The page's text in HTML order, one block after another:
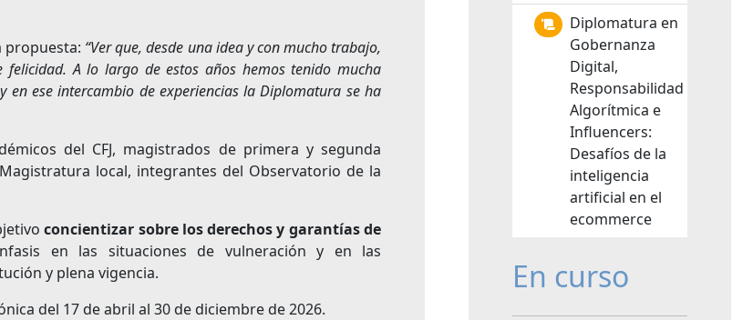
propuesta: “Ver que, desde una idea y con mucho trabajo,
A lo largo de estos años hemos tenido mucha
ese intercambio de experiencias la Diplomatura se ha
del CFJ, magistrados de primera y segunda
local, integrantes del Observatorio de la
concientizar sobre los derechos y garantías de
en las situaciones de vulneración y en las
y plena vigencia.
del 17 de abril al 30 de diciembre de 2026.
Diplomatura en
Gobernanza
Digital,
Responsabilidad
Algorítmica e
Influencers:
Desafíos de la
inteligencia
artificial en el
ecommerce
En curso